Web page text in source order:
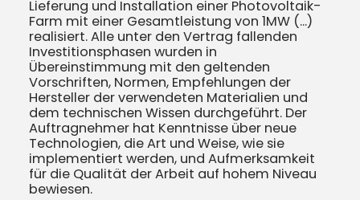
Lieferung und Installation einer Photovoltaik-
Farm mit einer Gesamtleistung von 1MW (...)
realisiert. Alle unter den Vertrag fallenden
Investitionsphasen wurden in
Übereinstimmung mit den geltenden
Vorschriften, Normen, Empfehlungen der
Hersteller der verwendeten Materialien und
dem technischen Wissen durchgeführt. Der
Auftragnehmer hat Kenntnisse über neue
Technologien, die Art und Weise, wie sie
implementiert werden, und Aufmerksamkeit
für die Qualität der Arbeit auf hohem Niveau
bewiesen.